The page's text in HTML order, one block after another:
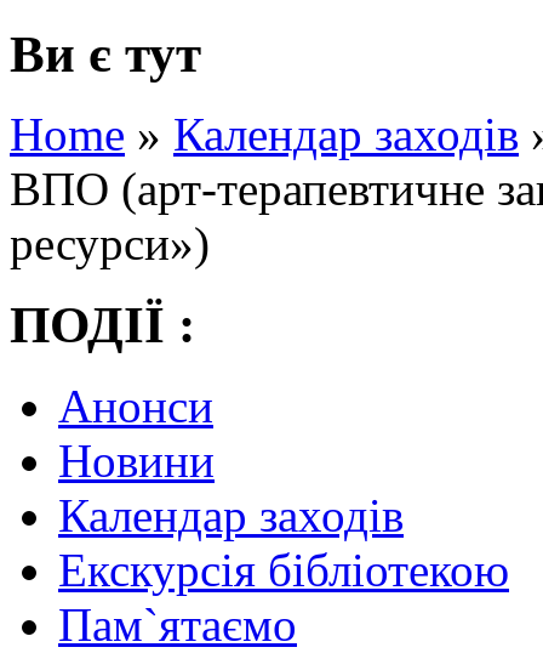
Ви є тут
Home » Календар заходів
ВПО (арт-терапевтичне
ресурси»)
ПОДІЇ :
Анонси
Новини
Календар заходів
Екскурсія бібліотекою
Пам`ятаємо